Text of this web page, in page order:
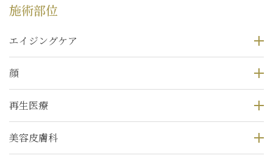
施術部位
エイジングケア
顔
再生医療
美容皮膚科